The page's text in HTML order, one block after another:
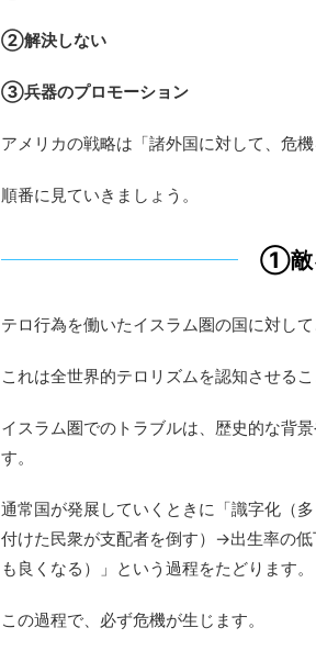
②解決しない
③兵器のプロモーション
アメリカの戦略は「諸外国に対して、危
順番に見ていきましょう。
①敵
テロ行為を働いたイスラム圏の国に対し
これは全世界的テロリズムを認知させるこ
イスラム圏でのトラブルは、歴史的な背
す。
通常国が発展していくときに「識字化（
付けた民衆が支配者を倒す）→出生率の
も良くなる）」という過程をたどります。
この過程で、必ず危機が生じます。